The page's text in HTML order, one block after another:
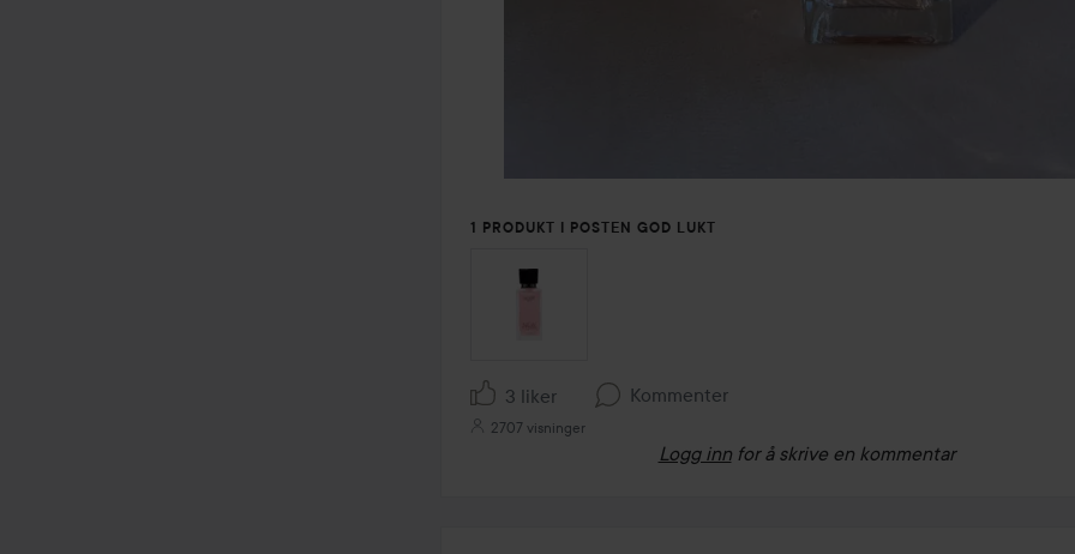
1 PRODUKT I POSTEN GOD LUKT
3 liker Kommenter
2707 visninger
Logg inn for å skrive en kommentar